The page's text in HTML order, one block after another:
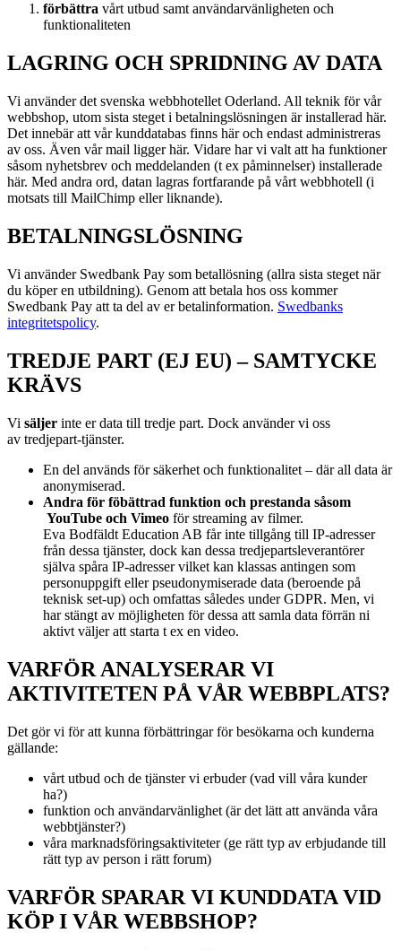
förbättra vårt utbud samt användarvänligheten och
funktionaliteten
LAGRING OCH SPRIDNING AV DATA
Vi använder det svenska webbhotellet Oderland. All teknik för vår
webbshop, utom sista steget i betalningslösningen är installerad här.
Det innebär att vår kunddatabas finns här och endast administreras
av oss. Även vår mail ligger här. Vidare har vi valt att ha funktioner
såsom nyhetsbrev och meddelanden (t ex påminnelser) installerade
här. Med andra ord, datan lagras fortfarande på vårt webbhotell (i
motsats till MailChimp eller liknande).
BETALNINGSLÖSNING
Vi använder Swedbank Pay som betallösning (allra sista steget när
du köper en utbildning). Genom att betala hos oss kommer
Swedbank Pay att ta del av er betalinformation. Swedbanks
integritetspolicy.
TREDJE PART (EJ EU) – SAMTYCKE
KRÄVS
Vi säljer inte er data till tredje part. Dock använder vi oss
av tredjepart-tjänster.
En del används för säkerhet och funktionalitet – där all data är
anonymiserad.
Andra för föbättrad funktion och prestanda såsom
YouTube och Vimeo för streaming av filmer.
Eva Bodfäldt Education AB får inte tillgång till IP-adresser
från dessa tjänster, dock kan dessa tredjepartsleverantörer
själva spåra IP-adresser vilket kan klassas antingen som
personuppgift eller pseudonymiserade data (beroende på
teknisk set-up) och omfattas således under GDPR. Men, vi
har stängt av möjligheten för dessa att samla data förrän ni
aktivt väljer att starta t ex en video.
VARFÖR ANALYSERAR VI
AKTIVITETEN PÅ VÅR WEBBPLATS?
Det gör vi för att kunna förbättringar för besökarna och kunderna
gällande:
vårt utbud och de tjänster vi erbuder (vad vill våra kunder
ha?)
funktion och användarvänlighet (är det lätt att använda våra
webbtjänster?)
våra marknadsföringsaktiviteter (ge rätt typ av erbjudande till
rätt typ av person i rätt forum)
VARFÖR SPARAR VI KUNDDATA VID
KÖP I VÅR WEBBSHOP?